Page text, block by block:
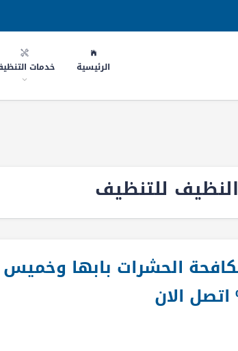
الرئيسية خدمات
للتنظيف
الحشرات بابها